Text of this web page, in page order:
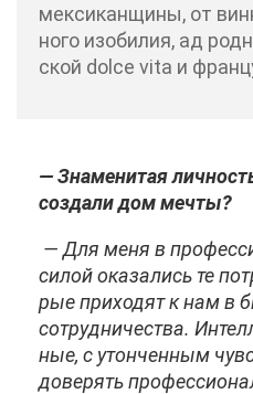
мек­си­кан­щи­ны, от
но­го изоби­лия, ад
ской dolce vita и
— Зна­ме­ни­тая
со­зда­ли дом меч­ты?
— Для ме­ня в
си­лой ока­за­лись те
рые при­хо­дят к нам в
со­труд­ни­че­ства.
ные, с утон­чен­ным
до­ве­рять